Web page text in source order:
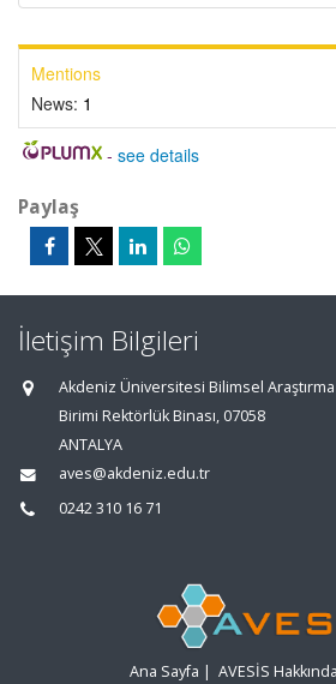
Mentions
News: 1
- see details
Paylaş
İletişim Bilgileri
Akdeniz Üniversitesi Bilimsel
Birimi Rektörlük Binası, 07058
ANTALYA
aves@akdeniz.edu.tr
0242 310 16 71
Ana Sayfa | AVESİS Hakkında